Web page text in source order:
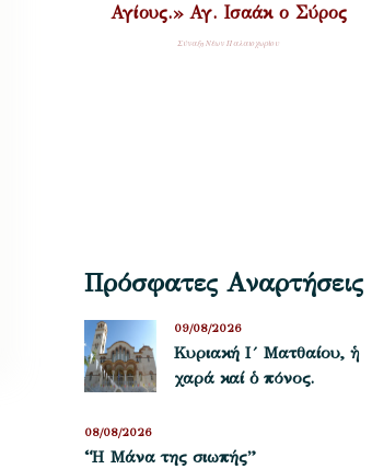
Αγίους.» Αγ. Ισαάκ ο Σύρος
Σύναξη Νέων Παλαιοχωρίου
Πρόσφατες Αναρτήσεις
Κυριακή Ι´ Ματθαίου, ἡ
χαρά καί ὁ πόνος.
09/08/2026
“Η Μάνα της σιωπής”
08/08/2026